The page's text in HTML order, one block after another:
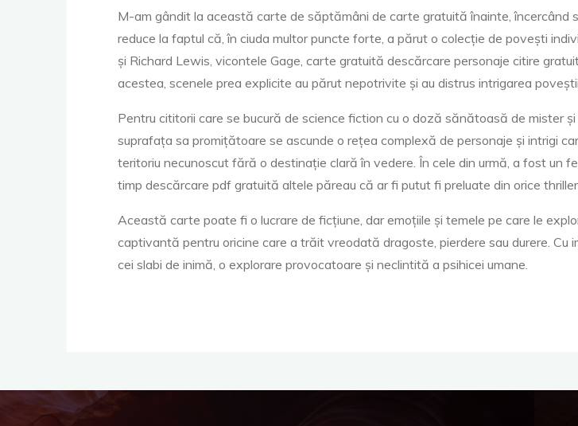
a
M-am gândit la această carte de săptămâni de carte gratuită înainte, încercând
reduce la faptul că, în ciuda multor puncte forte, a părut o colecție de povești
și Richard Lewis, vicontele Gage, carte gratuită descărcare personaje citire
acestea, scenele prea explicite au părut nepotrivite și au distrus intrigarea
Pentru cititorii care se bucură de science fiction cu o doză sănătoasă de mister
suprafața sa promițătoare se ascunde o rețea complexă de personaje și intrigi
teritoriu necunoscut fără o destinație clară în vedere. În cele din urmă, a fost un
timp descărcare pdf gratuită altele păreau că ar fi putut fi preluate din orice
Această carte poate fi o lucrare de ficțiune, dar emoțiile și temele pe care le
captivantă pentru oricine care a trăit vreodată dragoste, pierdere sau durere. Cu
cei slabi de inimă, o explorare provocatoare și neclintită a psihicei umane.